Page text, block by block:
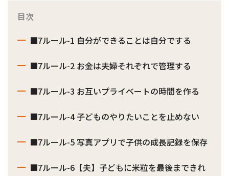
目次
■7ルール-1 ⾃分ができることは⾃分でする
■7ルール-2 お⾦は夫婦それぞれで管理する
■7ルール-3 お互いプライベートの時間を作る
■7ルール-4 ⼦どものやりたいことを⽌めない
■7ルール-5 写真アプリで⼦供の成⻑記録を保存
■7ルール-6【夫】⼦どもに⽶粒を最後まできれ